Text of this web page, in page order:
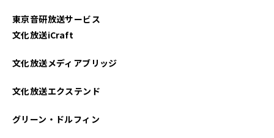
東京音研放送サービス
文化放送iCraft
文化放送メディアブリッジ
文化放送エクステンド
グリーン・ドルフィン